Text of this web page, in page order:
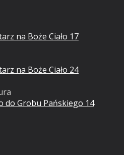
na Boże Ciało 17
na Boże Ciało 24
do Grobu Pańskiego 14